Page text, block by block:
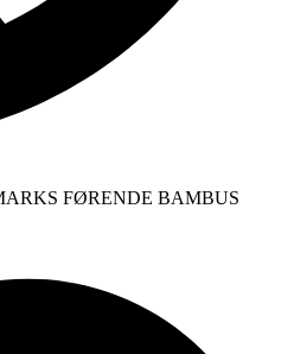
FØRENDE BAMBUS